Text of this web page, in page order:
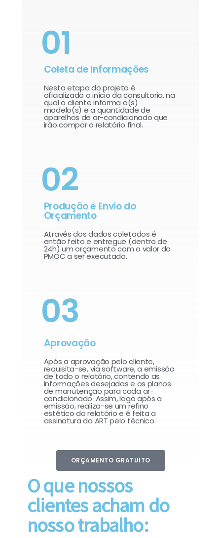
01
Coleta de Informações
Nesta etapa do projeto é
oficializado o início da consultoria, na
qual o cliente informa o(s)
modelo(s) e a quantidade de
aparelhos de ar-condicionado que
irão compor o relatório final.​
02
Produção e Envio do
Orçamento
Através dos dados coletados é
então feito e entregue (dentro de
24h) um orçamento com o valor do
PMOC a ser executado.
03
Aprovação
Após a aprovação pelo cliente,
requisita-se, via software, a emissão
de todo o relatório, contendo as
informações desejadas e os planos
de manutenção para cada ar-
condicionado. Assim, logo após a
emissão, realiza-se um refino
estético do relatório e é feita a
assinatura da ART pelo técnico.
ORÇAMENTO GRATUITO
O que nossos
clientes acham do
nosso trabalho: